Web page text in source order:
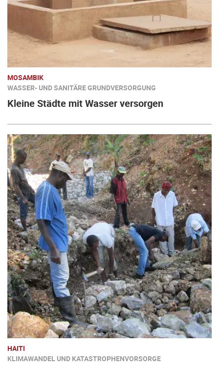
MOSAMBIK
WASSER- UND SANITÄRE GRUNDVERSORGUNG
Kleine Städte mit Wasser versorgen
HAITI
KLIMAWANDEL UND KATASTROPHENVORSORGE